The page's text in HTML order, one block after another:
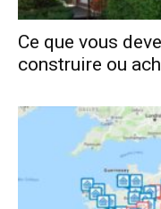
Ce que vous
construire ou